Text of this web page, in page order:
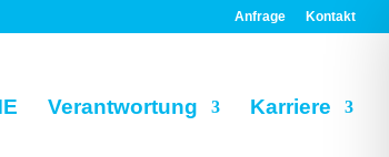
Anfrage Kontakt
Verantwortung Karriere